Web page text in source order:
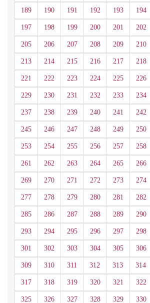
189 190 191 192 193 194
197 198 199 200 201 202
205 206 207 208 209 210
213 214 215 216 217 218
221 222 223 224 225 226
229 230 231 232 233 234
237 238 239 240 241 242
245 246 247 248 249 250
253 254 255 256 257 258
261 262 263 264 265 266
269 270 271 272 273 274
277 278 279 280 281 282
285 286 287 288 289 290
293 294 295 296 297 298
301 302 303 304 305 306
309 310 311 312 313 314
317 318 319 320 321 322
325 326 327 328 329 330